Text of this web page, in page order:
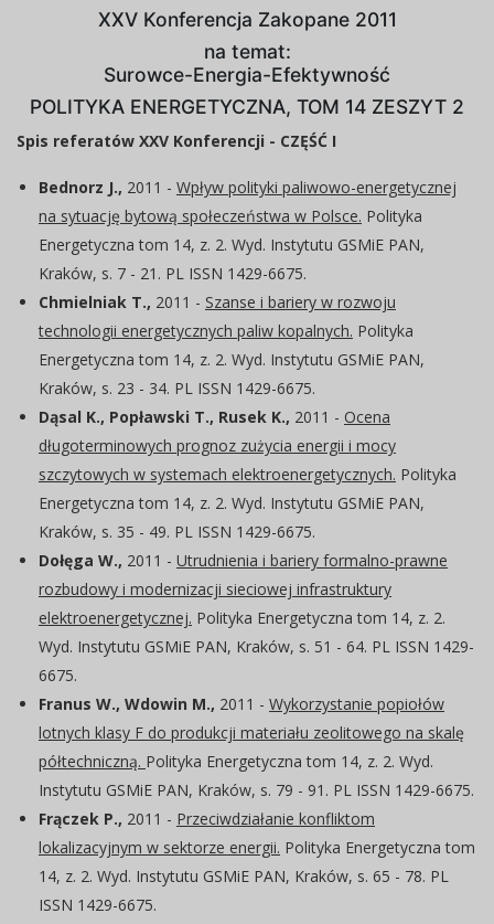
XXV Konferencja Zakopane 2011
na temat:
Surowce-Energia-Efektywność
POLITYKA ENERGETYCZNA, TOM 14 ZESZYT 2
Spis referatów XXV Konferencji - CZĘŚĆ I
Bednorz J., 2011 - Wpływ polityki paliwowo-energetycznej
na sytuację bytową społeczeństwa w Polsce. Polityka
Energetyczna tom 14, z. 2. Wyd. Instytutu GSMiE PAN,
Kraków, s. 7 - 21. PL ISSN 1429-6675.
Chmielniak T., 2011 - Szanse i bariery w rozwoju
technologii energetycznych paliw kopalnych. Polityka
Energetyczna tom 14, z. 2. Wyd. Instytutu GSMiE PAN,
Kraków, s. 23 - 34. PL ISSN 1429-6675.
Dąsal K., Popławski T., Rusek K., 2011 - Ocena
długoterminowych prognoz zużycia energii i mocy
szczytowych w systemach elektroenergetycznych. Polityka
Energetyczna tom 14, z. 2. Wyd. Instytutu GSMiE PAN,
Kraków, s. 35 - 49. PL ISSN 1429-6675.
Dołęga W., 2011 - Utrudnienia i bariery formalno-prawne
rozbudowy i modernizacji sieciowej infrastruktury
elektroenergetycznej. Polityka Energetyczna tom 14, z. 2.
Wyd. Instytutu GSMiE PAN, Kraków, s. 51 - 64. PL ISSN 1429-
6675.
Franus W., Wdowin M., 2011 - Wykorzystanie popiołów
lotnych klasy F do produkcji materiału zeolitowego na skalę
półtechniczną. Polityka Energetyczna tom 14, z. 2. Wyd.
Instytutu GSMiE PAN, Kraków, s. 79 - 91. PL ISSN 1429-6675.
Frączek P., 2011 - Przeciwdziałanie konfliktom
lokalizacyjnym w sektorze energii. Polityka Energetyczna tom
14, z. 2. Wyd. Instytutu GSMiE PAN, Kraków, s. 65 - 78. PL
ISSN 1429-6675.